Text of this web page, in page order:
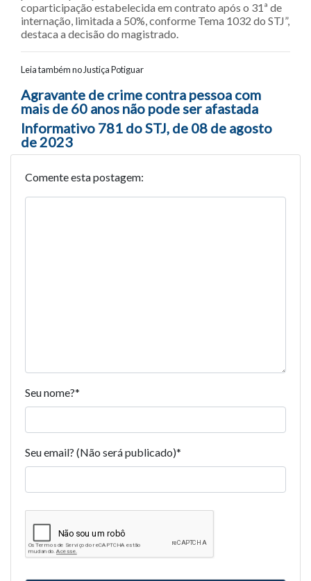
coparticipação estabelecida em contrato após o 31ª de
internação, limitada a 50%, conforme Tema 1032 do STJ”,
destaca a decisão do magistrado.
Leia também no Justiça Potiguar
Navegação entre posts
Agravante de crime contra pessoa com
mais de 60 anos não pode ser afastada
Informativo 781 do STJ, de 08 de agosto
de 2023
Comente esta postagem:
Seu nome?*
Seu email? (Não será publicado)*